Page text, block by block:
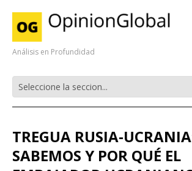
Análisis en Profundidad
TREGUA RUSIA-
SABEMOS Y POR QUÉ EL